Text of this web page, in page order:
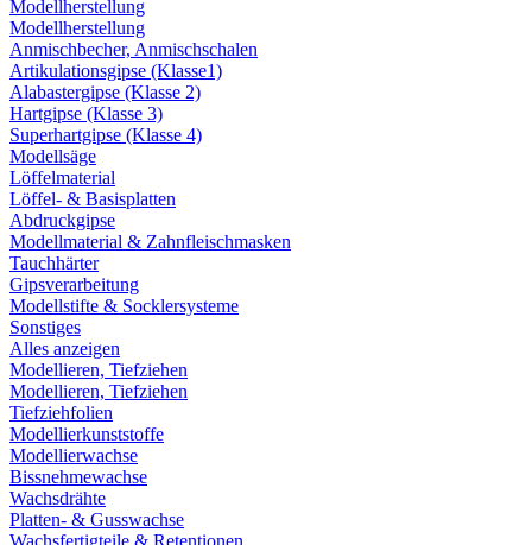
Modellherstellung
Modellherstellung
Anmischbecher, Anmischschalen
Artikulationsgipse (Klasse1)
Alabastergipse (Klasse 2)
Hartgipse (Klasse 3)
Superhartgipse (Klasse 4)
Modellsäge
Löffelmaterial
Löffel- & Basisplatten
Abdruckgipse
Modellmaterial & Zahnfleischmasken
Tauchhärter
Gipsverarbeitung
Modellstifte & Socklersysteme
Sonstiges
Alles anzeigen
Modellieren, Tiefziehen
Modellieren, Tiefziehen
Tiefziehfolien
Modellierkunststoffe
Modellierwachse
Bissnehmewachse
Wachsdrähte
Platten- & Gusswachse
Wachsfertigteile & Retentionen